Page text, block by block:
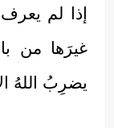
إذا لم
غيرَها من
يضرِبُ اللهُ